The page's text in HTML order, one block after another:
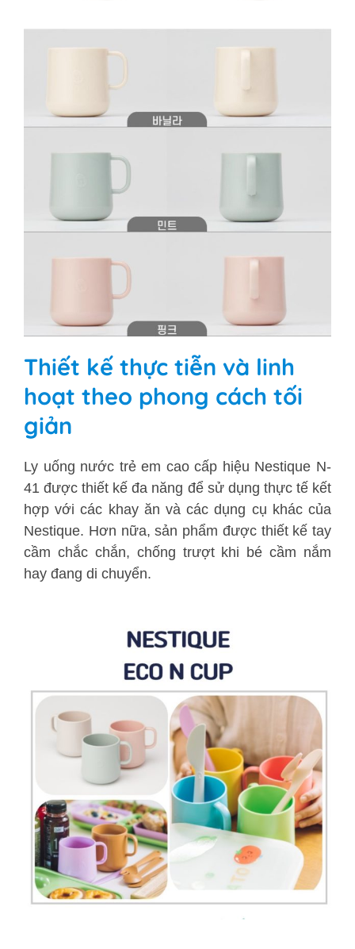
Thiết kế thực tiễn và linh
hoạt theo phong cách tối
giản
Ly uống nước trẻ em cao cấp hiệu Nestique N-
41 được thiết kế đa năng để sử dụng thực tế kết
hợp với các khay ăn và các dụng cụ khác của
Nestique. Hơn nữa, sản phẩm được thiết kế tay
cầm chắc chắn, chống trượt khi bé cầm nắm
hay đang di chuyển.